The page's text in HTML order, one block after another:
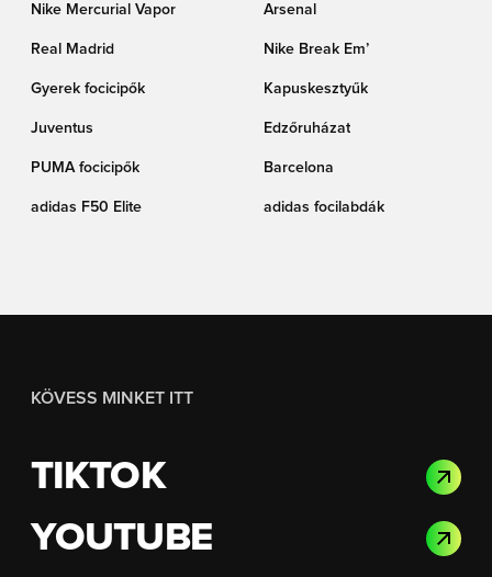
Nike Mercurial Vapor Arsenal
Real Madrid Nike Break Em’
Gyerek focicipők Kapuskesztyűk
Juventus Edzőruházat
PUMA focicipők Barcelona
adidas F50 Elite adidas focilabdák
KÖVESS MINKET ITT
TIKTOK
YOUTUBE